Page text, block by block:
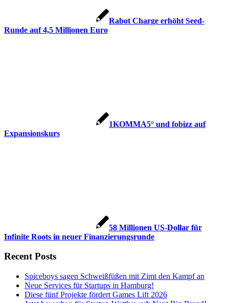
Rabot Charge erhöht Seed-
Runde auf 4,5 Millionen Euro
1KOMMA5° und fobizz auf
Expansionskurs
58 Millionen US-Dollar für
Infinite Roots in neuer Finanzierungsrunde
Recent Posts
Spiceboys sagen Schweißfüßen mit Zimt den Kampf an
Neue Services für Startups in Hamburg!
Diese fünf Projekte fördert Games Lift 2026